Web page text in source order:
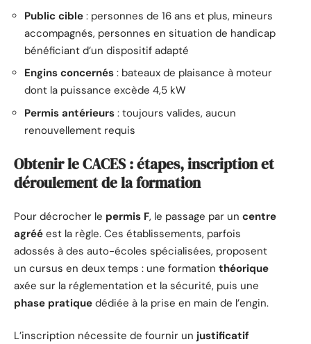
Public cible : personnes de 16 ans et plus, mineurs
accompagnés, personnes en situation de handicap
bénéficiant d’un dispositif adapté
Engins concernés : bateaux de plaisance à moteur
dont la puissance excède 4,5 kW
Permis antérieurs : toujours valides, aucun
renouvellement requis
Obtenir le CACES : étapes, inscription et
déroulement de la formation
Pour décrocher le permis F, le passage par un centre
agréé est la règle. Ces établissements, parfois
adossés à des auto-écoles spécialisées, proposent
un cursus en deux temps : une formation théorique
axée sur la réglementation et la sécurité, puis une
phase pratique dédiée à la prise en main de l’engin.
L’inscription nécessite de fournir un justificatif